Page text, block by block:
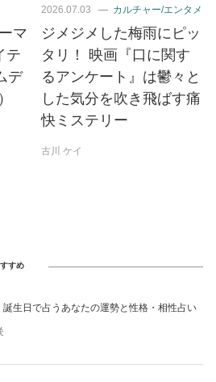
マ
テ
デ
2026.07.03 カルチャー/エンタメ
ジメジメした梅雨にピッ
タリ！ 映画『口に関す
るアンケート』は鬱々と
した気分を吹き飛ばす痛
快ミステリー
古川 ケイ
すめ
誕生日で占うあなたの運勢と性格・相性占い